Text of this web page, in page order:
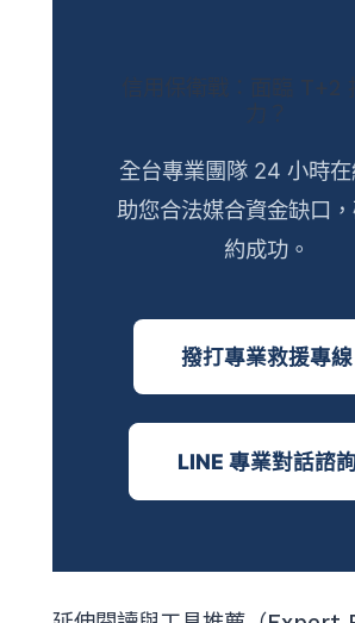
全台專業團隊 24 小時
助您合法媒合資金缺口
約成功。
撥打專業救援專線
LINE 專業對話諮